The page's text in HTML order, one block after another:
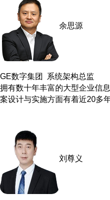
余思源
GE数字集团 系统架构总监
拥有数十年丰富的大型企业信
案设计与实施方面有着近20多
刘尊义